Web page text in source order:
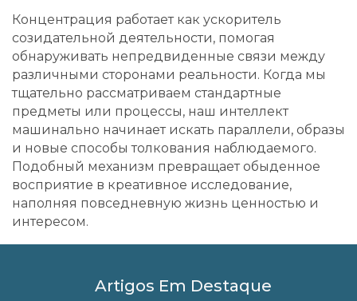
Концентрация работает как ускоритель
созидательной деятельности, помогая
обнаруживать непредвиденные связи между
различными сторонами реальности. Когда мы
тщательно рассматриваем стандартные
предметы или процессы, наш интеллект
машинально начинает искать параллели, образы
и новые способы толкования наблюдаемого.
Подобный механизм превращает обыденное
восприятие в креативное исследование,
наполняя повседневную жизнь ценностью и
интересом.
Artigos Em Destaque